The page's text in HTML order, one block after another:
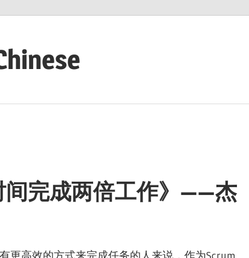
间完成两倍工作》——杰